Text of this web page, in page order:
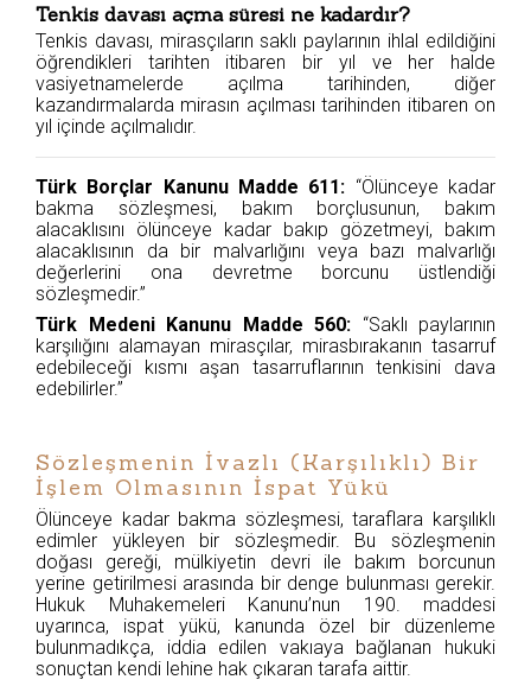
Tenkis davası açma süresi ne kadardır?
Tenkis davası, mirasçıların saklı paylarının ihlal edildiğini
öğrendikleri tarihten itibaren bir yıl ve her halde
vasiyetnamelerde açılma tarihinden, diğer
kazandırmalarda mirasın açılması tarihinden itibaren on
yıl içinde açılmalıdır.
Türk Borçlar Kanunu Madde 611: “Ölünceye kadar
bakma sözleşmesi, bakım borçlusunun, bakım
alacaklısını ölünceye kadar bakıp gözetmeyi, bakım
alacaklısının da bir malvarlığını veya bazı malvarlığı
değerlerini ona devretme borcunu üstlendiği
sözleşmedir.”
Türk Medeni Kanunu Madde 560: “Saklı paylarının
karşılığını alamayan mirasçılar, mirasbırakanın tasarruf
edebileceği kısmı aşan tasarruflarının tenkisini dava
edebilirler.”
Sözleşmenin İvazlı (Karşılıklı) Bir
İşlem Olmasının İspat Yükü
Ölünceye kadar bakma sözleşmesi, taraflara karşılıklı
edimler yükleyen bir sözleşmedir. Bu sözleşmenin
doğası gereği, mülkiyetin devri ile bakım borcunun
yerine getirilmesi arasında bir denge bulunması gerekir.
Hukuk Muhakemeleri Kanunu’nun 190. maddesi
uyarınca, ispat yükü, kanunda özel bir düzenleme
bulunmadıkça, iddia edilen vakıaya bağlanan hukuki
sonuçtan kendi lehine hak çıkaran tarafa aittir.